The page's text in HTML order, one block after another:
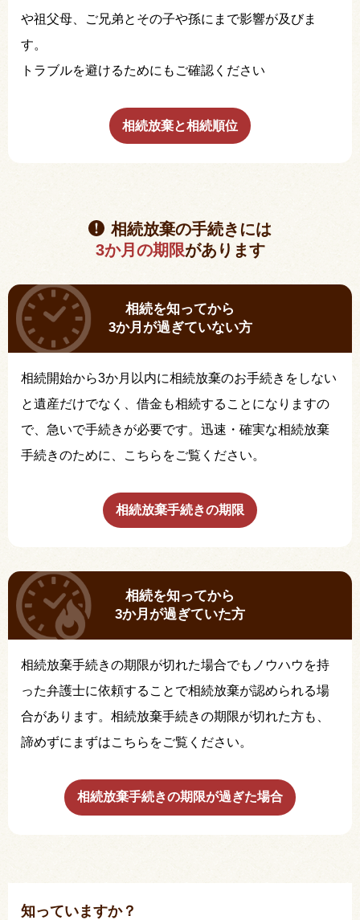
や祖父母、ご兄弟とその子や孫にまで影響が及びま
す。
トラブルを避けるためにもご確認ください
相続放棄と相続順位
相続放棄の手続きには
3か月の期限があります
相続を知ってから
3か月が過ぎていない方
相続開始から3か月以内に相続放棄のお手続きをしない
と遺産だけでなく、借金も相続することになりますの
で、急いで手続きが必要です。迅速・確実な相続放棄
手続きのために、こちらをご覧ください。
相続放棄手続きの期限
相続を知ってから
3か月が過ぎていた方
相続放棄手続きの期限が切れた場合でもノウハウを持
った弁護士に依頼することで相続放棄が認められる場
合があります。相続放棄手続きの期限が切れた方も、
諦めずにまずはこちらをご覧ください。
相続放棄手続きの期限が過ぎた場合
知っていますか？